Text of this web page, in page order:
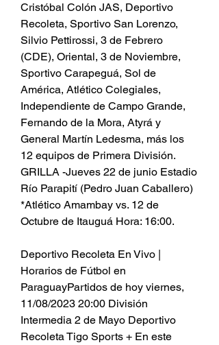
Cristóbal Colón JAS, Deportivo
Recoleta, Sportivo San Lorenzo,
Silvio Pettirossi, 3 de Febrero
(CDE), Oriental, 3 de Noviembre,
Sportivo Carapeguá, Sol de
América, Atlético Colegiales,
Independiente de Campo Grande,
Fernando de la Mora, Atyrá y
General Martín Ledesma, más los
12 equipos de Primera División.
GRILLA -Jueves 22 de junio Estadio
Río Parapití (Pedro Juan Caballero)
*Atlético Amambay vs. 12 de
Octubre de Itauguá Hora: 16:00.
Deportivo Recoleta En Vivo |
Horarios de Fútbol en
ParaguayPartidos de hoy viernes,
11/08/2023 20:00 División
Intermedia 2 de Mayo Deportivo
Recoleta Tigo Sports + En este